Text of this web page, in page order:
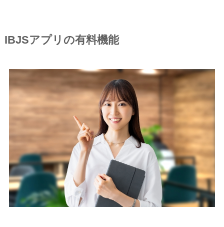
IBJSアプリの有料機能